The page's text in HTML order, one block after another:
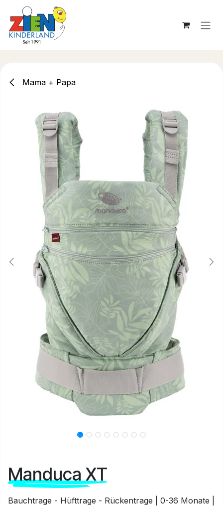
Zum Inhalt springen
Mama + Papa
Manduca XT
Bauchtrage - Hüfttrage - Rückentrage | 0-36 Monate |